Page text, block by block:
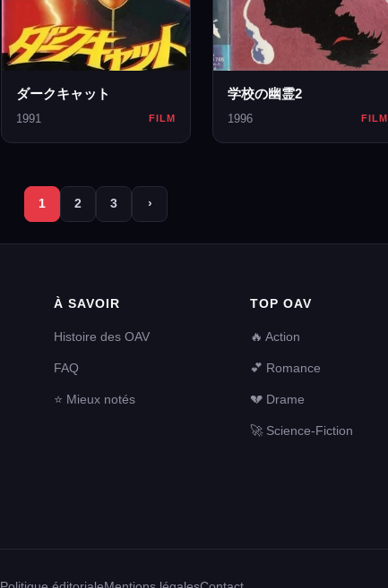
ダークキャット
1991 FILM
学校の幽霊2
1996 FILM
1 2 3 ›
À SAVOIR
Histoire des OAV
FAQ
⭐ Mieux notés
TOP OAV
🔥 Action
💕 Romance
💔 Drame
🚀 Science-Fiction